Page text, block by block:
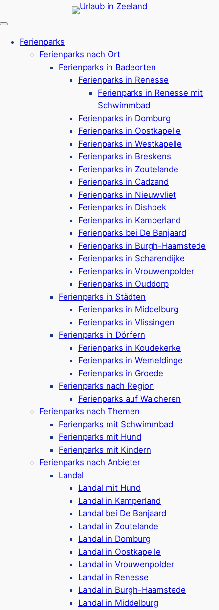
Inhalt
Ferienparks
Ferienparks nach Ort
Ferienparks in Badeorten
Ferienparks in Renesse
Ferienparks in Renesse mit
Schwimmbad
Ferienparks in Domburg
Ferienparks in Oostkapelle
Ferienparks in Westkapelle
Ferienparks in Breskens
Ferienparks in Zoutelande
Ferienparks in Cadzand
Ferienparks in Nieuwvliet
Ferienparks in Dishoek
Ferienparks in Kamperland
Ferienparks bei De Banjaard
Ferienparks in Burgh-Haamstede
Ferienparks in Scharendijke
Ferienparks in Vrouwenpolder
Ferienparks in Ouddorp
Ferienparks in Städten
Ferienparks in Middelburg
Ferienparks in Vlissingen
Ferienparks in Dörfern
Ferienparks in Koudekerke
Ferienparks in Wemeldinge
Ferienparks in Groede
Ferienparks nach Region
Ferienparks auf Walcheren
Ferienparks nach Themen
Ferienparks mit Schwimmbad
Ferienparks mit Hund
Ferienparks mit Kindern
Ferienparks nach Anbieter
Landal
Landal mit Hund
Landal in Kamperland
Landal bei De Banjaard
Landal in Zoutelande
Landal in Domburg
Landal in Oostkapelle
Landal in Vrouwenpolder
Landal in Renesse
Landal in Burgh-Haamstede
Landal in Middelburg
Willkommen an Ihrem
Sehnsuchtsort – Ihrem
Urlaub in Zeeland.
Im Urlaub in Zeeland erwarten Sie
Strände, malerischeDünenund
Küstendörfer.Lassen Sie sich von
frischen Meeresbrisen umhüllen, genießen Sie
kulinarische Köstlichkeiten und erleben Sie die
unvergleichliche Gastfreundschaft dieser
zauberhaften niederländischen Provinz.
Ferienhäuser
Entdecken Sie charmante Ferienhäuser
ihren idealen Rückzugsort.
Mehr ansehen
Ferienparks
Ferienparks in Zeeland mit Rund-um-
Paket für kleine & große Urlauber.
Mehr ansehen
Camping